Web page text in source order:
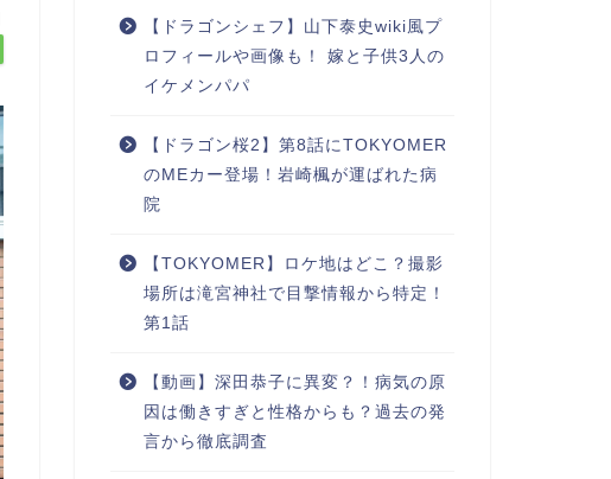
【ドラゴンシェフ】山下泰史wiki風プ
ロフィールや画像も！ 嫁と子供3人の
イケメンパパ
【ドラゴン桜2】第8話にTOKYOMER
のMEカー登場！岩崎楓が運ばれた病
院
【TOKYOMER】ロケ地はどこ？撮影
場所は滝宮神社で目撃情報から特定！
第1話
【動画】深田恭子に異変？！病気の原
因は働きすぎと性格からも？過去の発
言から徹底調査